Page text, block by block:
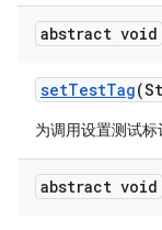
abstract void
setTestTag
为调用设置测试标
abstract void